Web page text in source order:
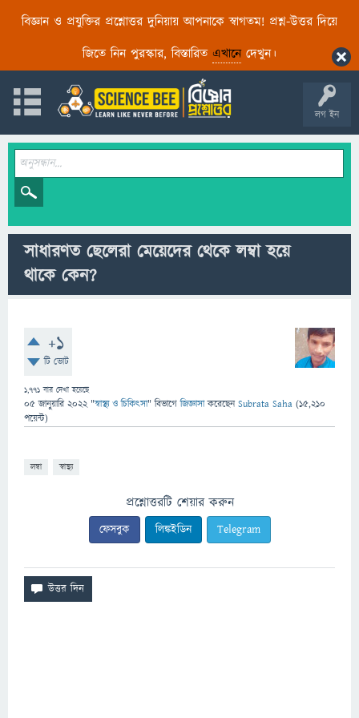
বিজ্ঞান ও প্রযুক্তির প্রশ্নোত্তর দুনিয়ায় আপনাকে স্বাগতম! প্রশ্ন-উত্তর দিয়ে
জিতে নিন পুরস্কার, বিস্তারিত এখানেদেখুন।
লগ ইন
সাধারণত ছেলেরা মেয়েদের থেকে লম্বা হয়ে
থাকে কেন?
+1
টি ভোট
1,771 বার দেখা হয়েছে
05 জানুয়ারি 2022 "স্বাস্থ্য ও চিকিৎসা" বিভাগে জিজ্ঞাসাকরেছেনSubrata Saha (15,210
পয়েন্ট)
লম্বা স্বাস্থ্য
প্রশ্নোত্তরটি শেয়ার করুন
ফেসবুক লিঙ্কইডিন Telegram